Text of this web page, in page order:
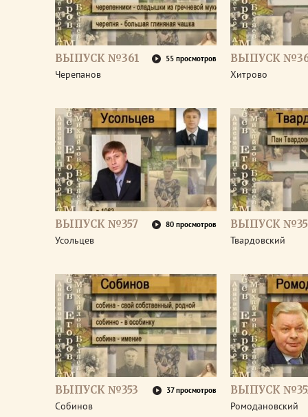
ВЫПУСК №361 55 просмотров
Черепанов
ВЫПУСК
Хитрово
ВЫПУСК №357 80 просмотров
Усольцев
ВЫПУСК
Твардовский
ВЫПУСК №353 37 просмотров
Собинов
ВЫПУСК
Ромодановский